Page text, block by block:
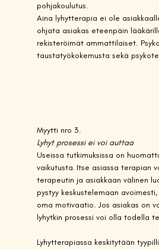
pohjakoulutus.
Aina lyhytterapia ei ole
ohjata asiakas eteenpäin
rekisteröimät ammattilaiset.
taustatyökokemusta sekä
Myytti nro 3.
Lyhyt prosessi ei voi auttaa
Useissa tutkimuksissa on
vaikutusta. Itse asiassa terapian
terapeutin ja asiakkaan välinen
pystyy keskustelemaan
oma motivaatio. Jos asiakas on
lyhytkin prosessi voi olla todella
Lyhytterapiassa keskitytään